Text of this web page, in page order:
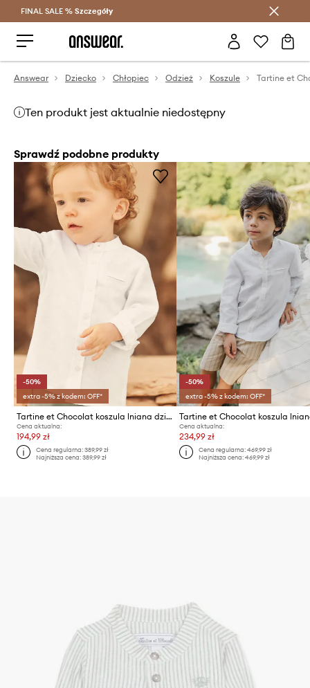
Oszczędzaj z Answear Club >
FINAL SALE % Szczegóły
Answear Dziecko Chłopiec Odzież Koszule
Ten produkt jest aktualnie niedostępny
Sprawdź podobne produkty
-50%
extra -5% z kodem: OFF*
Tartine et Chocolat koszula lniana dziecięca
Cena aktualna:
194,99 zł
Cena regularna:389,99 zł
Najniższa cena:389,99 zł
-50%
extra -5% z kodem: OFF*
Cena aktualna:
234,99 zł
Cena regularna: 469,99 zł
Najniższa cena: 469,99 zł